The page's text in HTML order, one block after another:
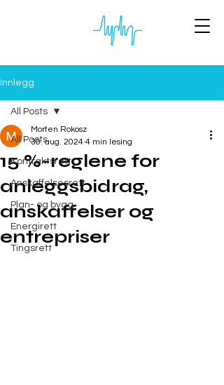
Innlegg
All Posts
Kontraktsrett
Anskaffelsesrett
Plan- og bygg
Energirett
Tingsrett
All Posts
15 %-reglene for
anleggsbidrag,
anskaffelser og
entrepriser
Morten Rokosz
30. aug. 2024 4 min lesing